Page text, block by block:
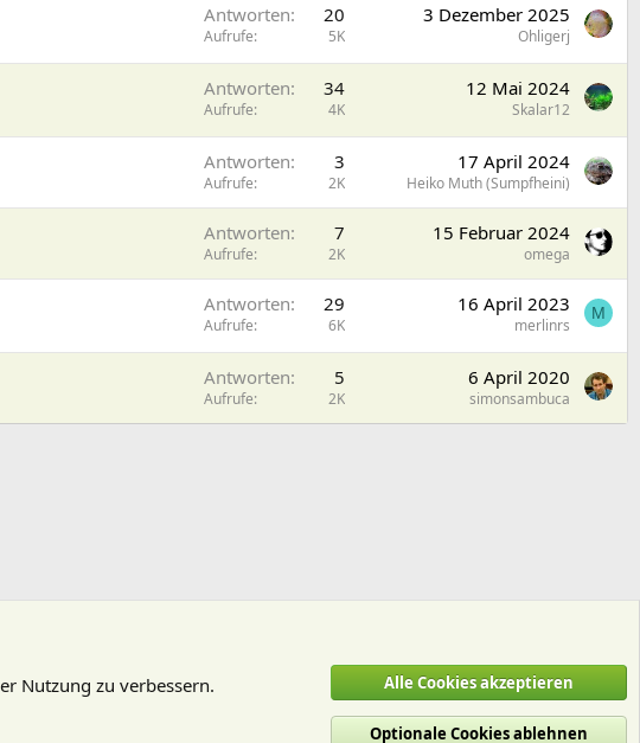
Antworten 20
Aufrufe 5K
3 Dezember 2025
Ohligerj
Antworten 34
Aufrufe 4K
12 Mai 2024
Skalar12
Antworten 3
Aufrufe 2K
17 April 2024
Heiko Muth (Sumpfheini)
Antworten 7
Aufrufe 2K
15 Februar 2024
omega
Antworten 29
Aufrufe 6K
16 April 2023
merlinrs
M
Antworten 5
Aufrufe 2K
6 April 2020
simonsambuca
Nutzung zu verbessern.
Alle Cookies akzeptieren
Optionale Cookies ablehnen